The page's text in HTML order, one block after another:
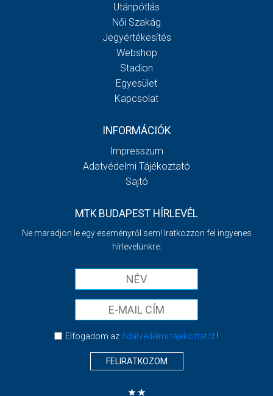
Utánpótlás
Női Szakág
Jegyértékesítés
Webshop
Stadion
Egyesület
Kapcsolat
INFORMÁCIÓK
Impresszum
Adatvédelmi Tájékoztató
Sajtó
MTK BUDAPEST HÍRLEVÉL
Ne maradjon le egy eseményről sem! Iratkozzon fel ingyenes
hírlevelünkre:
Elfogadom azAdatvédelmi tájékoztatót!
FELIRATKOZOM